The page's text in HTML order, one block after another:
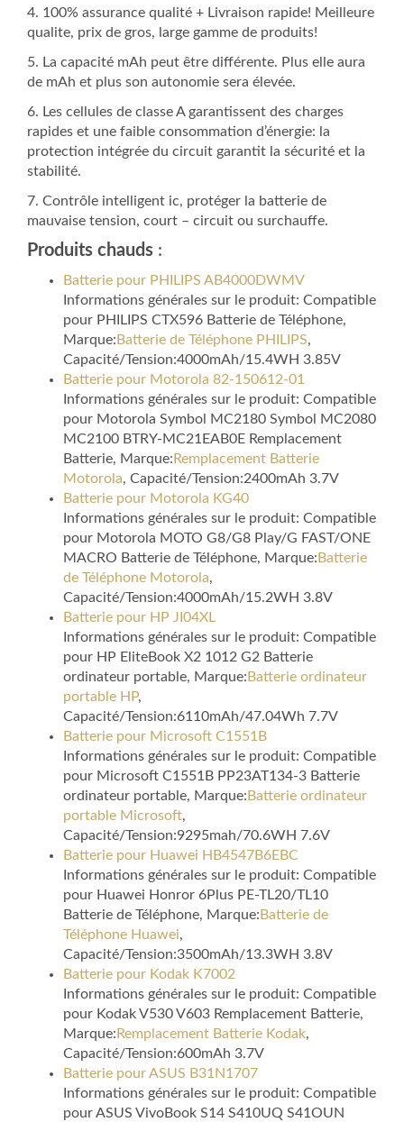
4. 100% assurance qualité + Livraison rapide! Meilleure
qualite, prix de gros, large gamme de produits!
5. La capacité mAh peut être différente. Plus elle aura
de mAh et plus son autonomie sera élevée.
6. Les cellules de classe A garantissent des charges
rapides et une faible consommation d’énergie: la
protection intégrée du circuit garantit la sécurité et la
stabilité.
7. Contrôle intelligent ic, protéger la batterie de
mauvaise tension, court – circuit ou surchauffe.
Produits chauds :
Batterie pour PHILIPS AB4000DWMV
Informations générales sur le produit: Compatible
pour PHILIPS CTX596 Batterie de Téléphone,
Marque: Batterie de Téléphone PHILIPS,
Capacité/Tension:4000mAh/15.4WH 3.85V
Batterie pour Motorola 82-150612-01
Informations générales sur le produit: Compatible
pour Motorola Symbol MC2180 Symbol MC2080
MC2100 BTRY-MC21EAB0E Remplacement
Batterie, Marque: Remplacement Batterie
Motorola, Capacité/Tension:2400mAh 3.7V
Batterie pour Motorola KG40
Informations générales sur le produit: Compatible
pour Motorola MOTO G8/G8 Play/G FAST/ONE
MACRO Batterie de Téléphone, Marque: Batterie
de Téléphone Motorola,
Capacité/Tension:4000mAh/15.2WH 3.8V
Batterie pour HP JI04XL
Informations générales sur le produit: Compatible
pour HP EliteBook X2 1012 G2 Batterie
ordinateur portable, Marque: Batterie ordinateur
portable HP,
Capacité/Tension:6110mAh/47.04Wh 7.7V
Batterie pour Microsoft C1551B
Informations générales sur le produit: Compatible
pour Microsoft C1551B PP23AT134-3 Batterie
ordinateur portable, Marque: Batterie ordinateur
portable Microsoft,
Capacité/Tension:9295mah/70.6WH 7.6V
Batterie pour Huawei HB4547B6EBC
Informations générales sur le produit: Compatible
pour Huawei Honror 6Plus PE-TL20/TL10
Batterie de Téléphone, Marque: Batterie de
Téléphone Huawei,
Capacité/Tension:3500mAh/13.3WH 3.8V
Batterie pour Kodak K7002
Informations générales sur le produit: Compatible
pour Kodak V530 V603 Remplacement Batterie,
Marque: Remplacement Batterie Kodak,
Capacité/Tension:600mAh 3.7V
Batterie pour ASUS B31N1707
Informations générales sur le produit: Compatible
pour ASUS VivoBook S14 S410UQ S41OUN